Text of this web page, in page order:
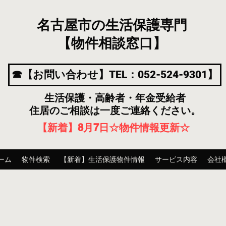
名古屋市の生活保護専門
【物件相談窓口】
☎【お問い合わせ】TEL：052-524-9301】
生活保護・高齢者・年金受給者
住居のご相談は一度ご連絡ください。
【新着】8月7日 ☆物件情報更新☆
ム 物件検索 【新着】生活保護物件情報 サービス内容 会社